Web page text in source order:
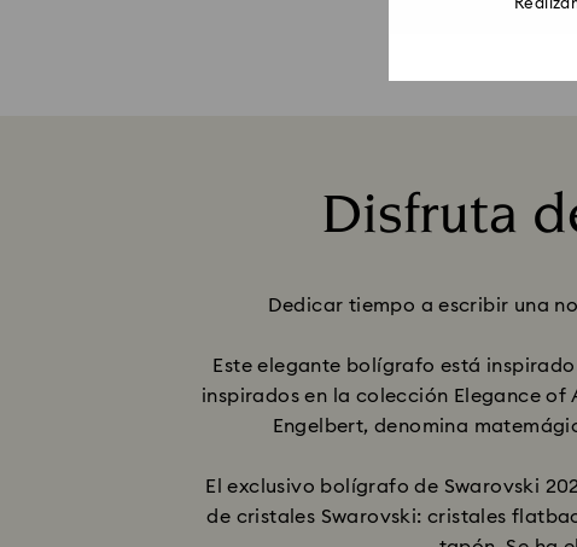
Disfruta
Dedicar tiempo a escribir una
Este elegante bolígrafo está
inspirados en la colección Elegance
Engelbert, denomina
El exclusivo bolígrafo de Swarovski
de cristales Swarovski: cristales